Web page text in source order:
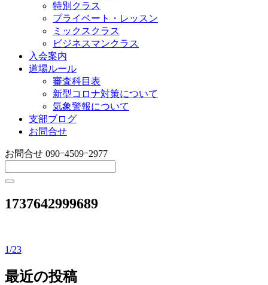
特別クラス
プライベート・レッスン
ミックスクラス
ビジネスマンクラス
入会案内
道場ルール
審査科目表
新型コロナ対策について
気象警報について
支部ブログ
お問合せ
お問合せ 090ｰ4509ｰ2977
1737642999689
投
稿
1/23
最近の投稿